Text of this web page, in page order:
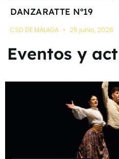
DANZARATTE Nº19
CSD DE MÁLAGA 25 junio, 2026
Eventos y